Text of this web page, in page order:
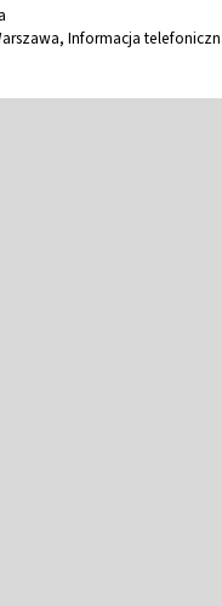
Informacja